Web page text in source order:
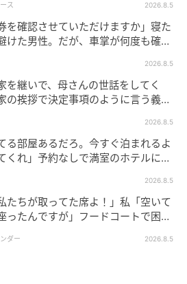
きながら会社を飛び出していき
を連れて会社に戻ってきまし
るなんてお前は本当に冷たい姉
つけ、母も「あんたそれでも姉
した。
社長の座は、欲しいと言われて
せん」「もし本当に社長が交代
す。たぶん、ほかの社員も同じ
ス 2026.8.5
を確認させていただけますか」寝た
けた男性。だが、車掌が何度も確認
2026.8.5
を継いで、母さんの世話をしてく
の挨拶で決定事項のように言う義
2026.8.5
る部屋あるだろ。今すぐ泊まれるよ
くれ」予約なしで満室のホテルに押
2026.8.5
たちが取ってた席よ！」私「空いて
ったんですが」フードコートで困
ダー 2026.8.5